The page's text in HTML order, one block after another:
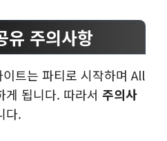
유 주의사항
트는 파티로 시작하며 All
됩니다. 따라서 주의사
다.